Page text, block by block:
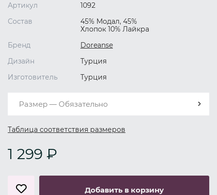
Артикул
1092
Состав
45% Модал, 45%
Хлопок 10% Лайкра
Бренд
Doreanse
Дизайн
Турция
Изготовитель
Турция
Размер — Обязательно
Таблица соответствия размеров
1 299 ₽
Добавить в корзину